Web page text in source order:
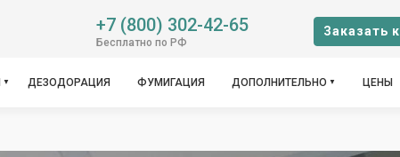
+7 (800) 302-42-65
Бесплатно по РФ
Заказать
ДЕЗОДОРАЦИЯ ДОПОЛНИТЕЛЬНО
ФУМИГАЦИЯ ЦЕНЫ